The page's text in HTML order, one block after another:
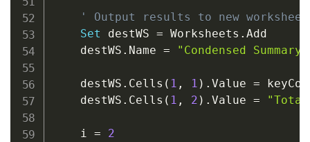
' Output results to new worksheet
Set destWS = Worksheets . Add
    destWS
. Name = "Condensed Summary"
    destWS
. Cells ( 1 , 1 ) . Value = keyCol
    destWS
. Cells ( 1 , 2 ) . Value =
    i
=
2